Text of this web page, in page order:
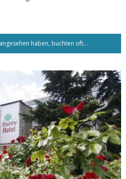
haben, buchten oft...